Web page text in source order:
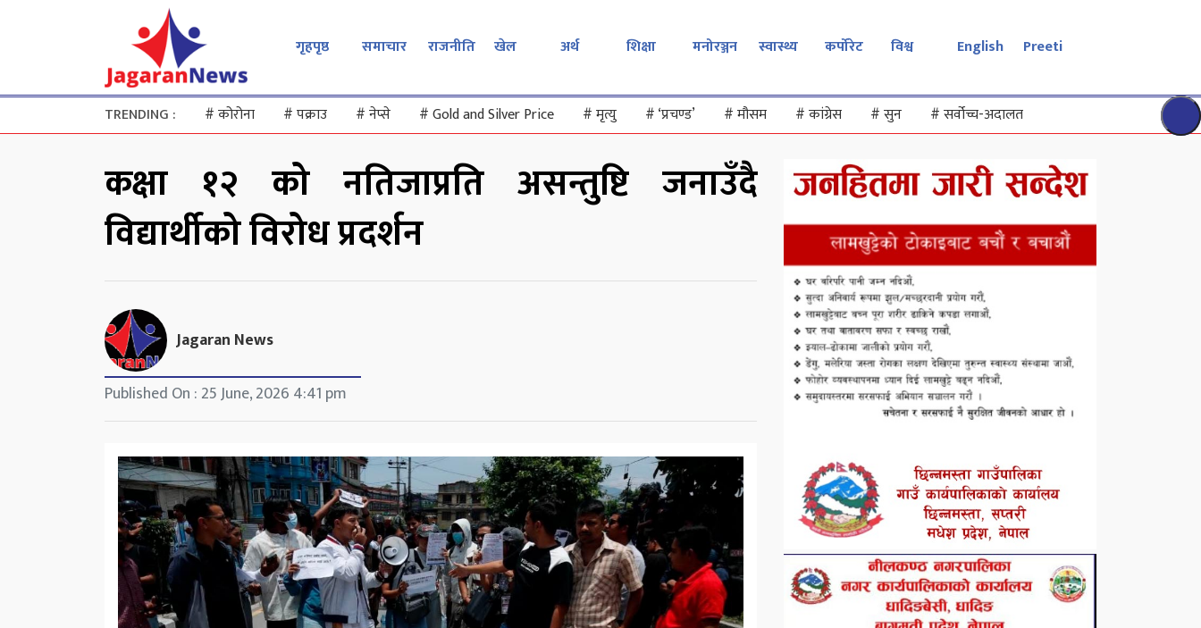
गृहपृष्ठ समाचार राजनीति खेल अर्थ शिक्षा मनोरञ्जन स्वास्थ्य कर्पोरेट विश्व English Preeti
TRENDING : #कोरोना #पक्राउ #नेप्से #Gold and Silver Price #मृत्यु #‘प्रचण्ड’ #मौसम #कांग्रेस #सुन #सर्वोच्च-अदालत
कक्षा १२ को नतिजाप्रति असन्तुष्टि जनाउँदै
विद्यार्थीको विरोध प्रदर्शन
Jagaran News
Published On : 25 June, 2026 4:41 pm